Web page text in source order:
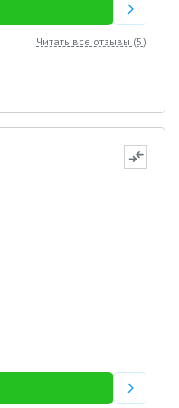
Читать все отзывы (5)